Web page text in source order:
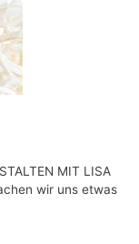
MIT LISA
wir uns etwas